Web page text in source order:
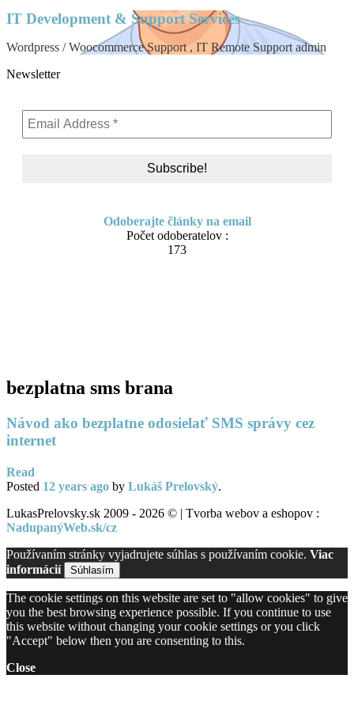
IT Development & Support Services
Wordpress / Woocommerce Support , IT Remote Support admin
Newsletter
Odoberajte články na email
Počet odoberatelov :
173
bezplatna sms brana
Návod ako bezplatne odosielať SMS správy cez
internet
Read
Posted 12 years ago by Lukáš Prelovský.
LukasPrelovsky.sk 2009 - 2026 © | Tvorba webov a eshopov :
NadupanýWeb.sk/cz
Používaním stránky vyjadrujete súhlas s používaním cookie. Viac
informácií
Súhlasím
The cookie settings on this website are set to "allow cookies" to give
you the best browsing experience possible. If you continue to use
this website without changing your cookie settings or you click
"Accept" below then you are consenting to this.
Close